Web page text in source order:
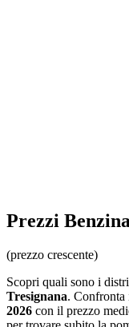
Prezzi Benzina
(prezzo crescente)
Scopri quali sono i
Tresignana. Confronta
2026 con il prezzo